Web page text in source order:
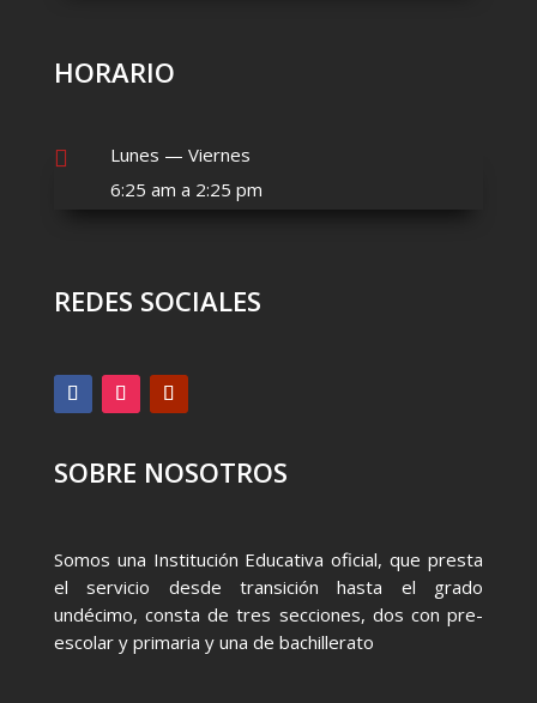
HORARIO

Lunes — Viernes
6:25 am a 2:25 pm
REDES SOCIALES
SOBRE NOSOTROS
Somos una Institución Educativa oficial, que presta
el servicio desde transición hasta el grado
undécimo, consta de tres secciones, dos con pre-
escolar y primaria y una de bachillerato